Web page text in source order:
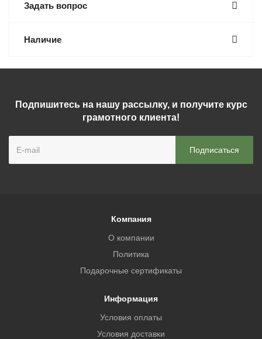
Задать вопрос
Наличие
Подпишитесь на нашу рассылку, и получите курс
грамотного клиента!
Компания
О компании
Политика
Подарочные сертификаты
Информация
Условия оплаты
Условия доставки